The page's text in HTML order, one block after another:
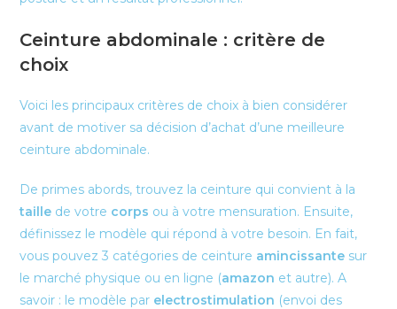
Ceinture abdominale : critère de
choix
Voici les principaux critères de choix à bien considérer
avant de motiver sa décision d’achat d’une meilleure
ceinture abdominale.
De primes abords, trouvez la ceinture qui convient à la
taille de votre corps ou à votre mensuration. Ensuite,
définissez le modèle qui répond à votre besoin. En fait,
vous pouvez 3 catégories de ceinture amincissante sur
le marché physique ou en ligne (amazon et autre). A
savoir : le modèle par electrostimulation (envoi des